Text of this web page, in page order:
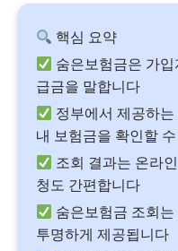
핵심 요약
숨은보험금은 가
급금을 말합니다
정부에서 제공하
내 보험금을 확인할
조회 결과는 온라
청도 간편합니다
숨은보험금 조회
투명하게 제공됩니다